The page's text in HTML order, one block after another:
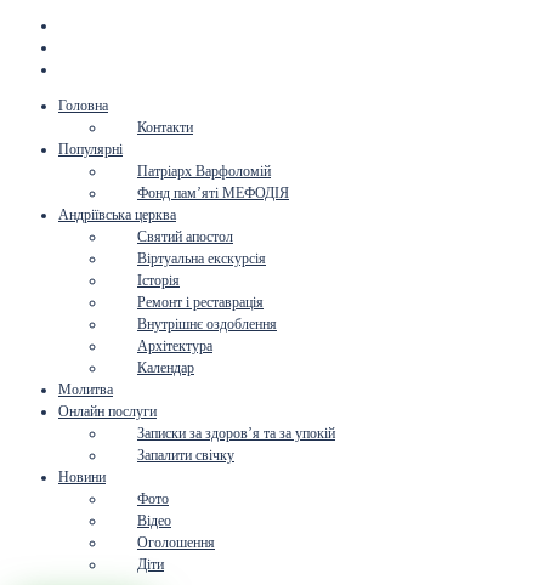
Головна
Контакти
Популярні
Патріарх Варфоломій
Фонд пам’яті МЕФОДІЯ
Андріївська церква
Святий апостол
Віртуальна екскурсія
Історія
Ремонт і реставрація
Внутрішнє оздоблення
Архітектура
Календар
Молитва
Онлайн послуги
Записки за здоров’я та за упокій
Запалити свічку
Новини
Фото
Відео
Оголошення
Діти